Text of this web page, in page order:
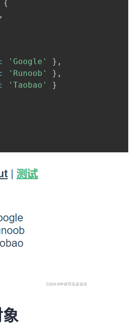
{
,
: 'Google' } ,
: 'Runoob' } ,
: 'Taobao'
}